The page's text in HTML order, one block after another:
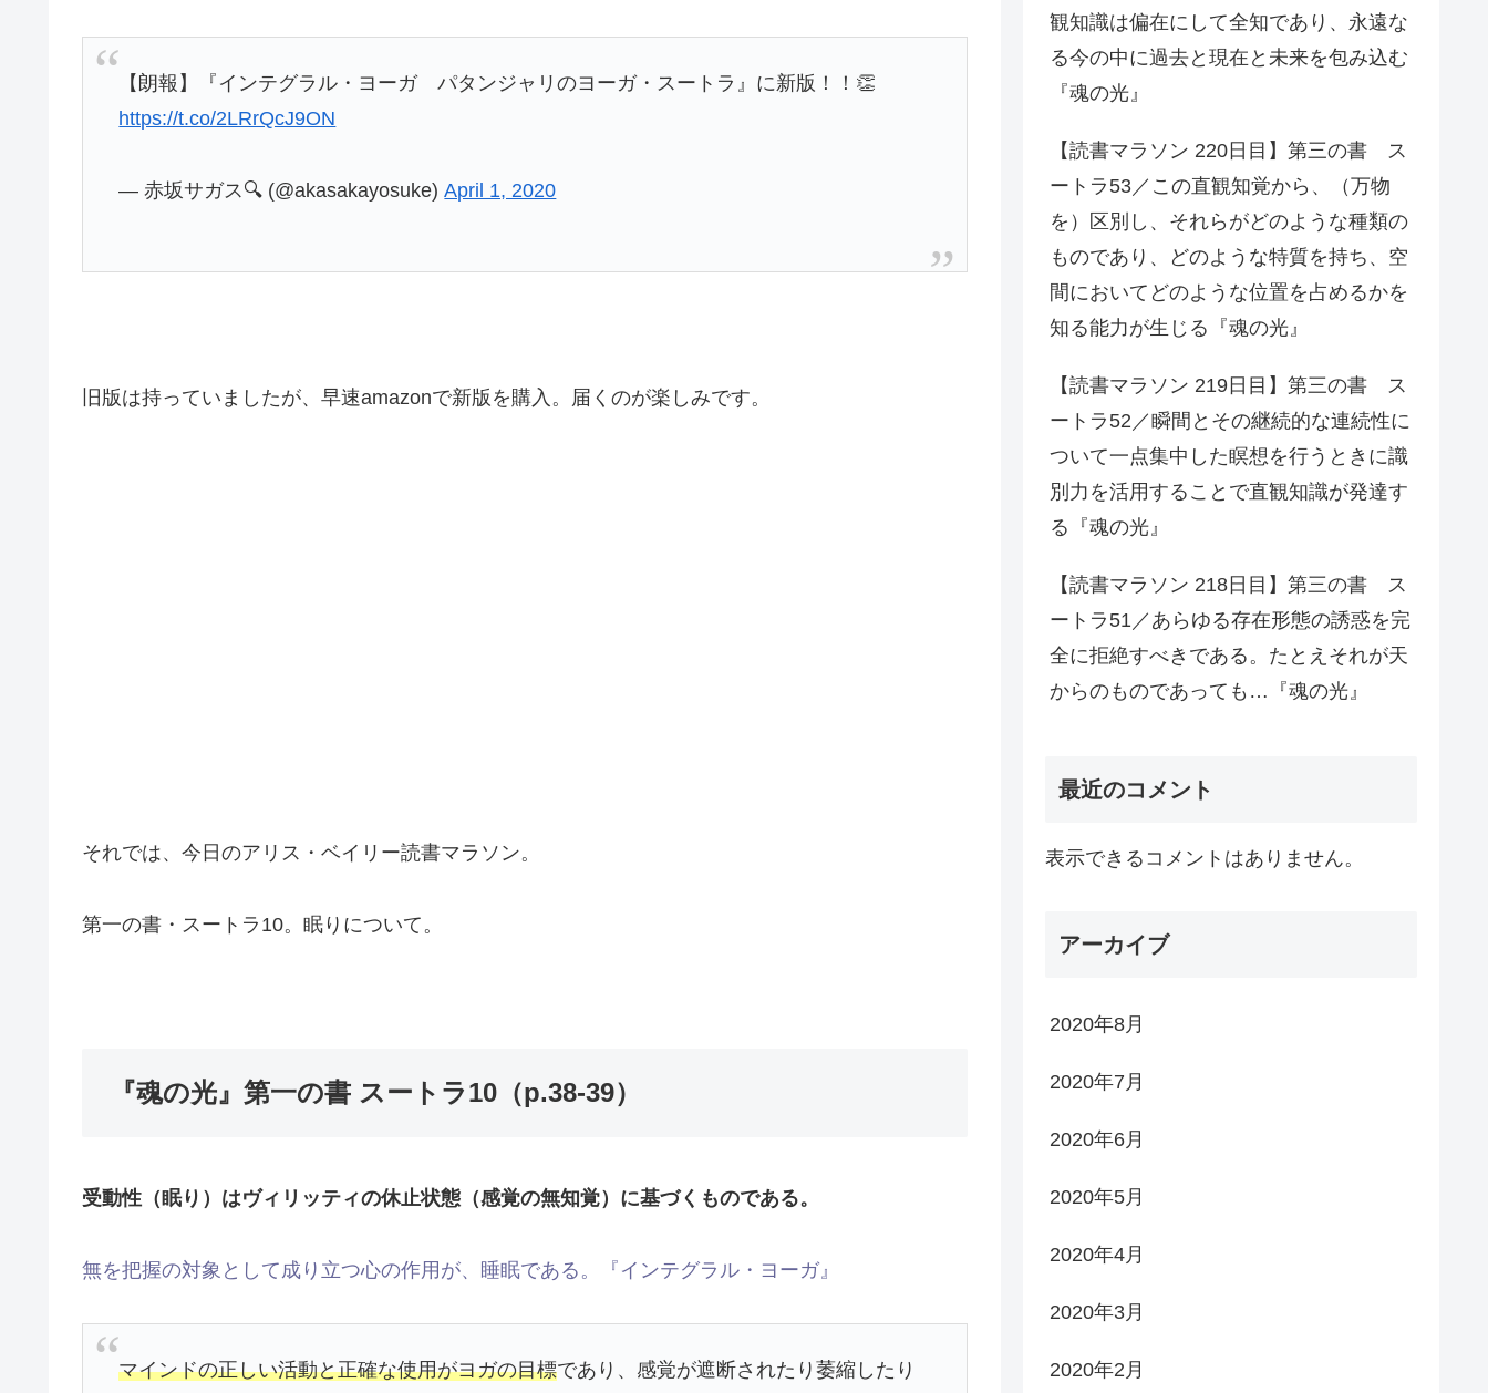
【朗報】『インテグラル・ヨーガ パタンジャリのヨーガ・スートラ』に新版！！👏
https://t.co/2LRrQcJ9ON
— 赤坂サガス🔍 (@akasakayosuke)April 1, 2020
旧版は持っていましたが、早速amazonで新版を購入。届くのが楽しみです。
それでは、今日のアリス・ベイリー読書マラソン。
第一の書・スートラ10。眠りについて。
『魂の光』第一の書 スートラ10（p.38-39）
受動性（眠り）はヴィリッティの休止状態（感覚の無知覚）に基づくものである。
無を把握の対象として成り立つ心の作用が、睡眠である。『インテグラル・ヨーガ』
マインドの正しい活動と正確な使用がヨガの目標であり、感覚が遮断されたり萎縮したり
観知識は偏在にして全知であり、永遠な
る今の中に過去と現在と未来を包み込む
『魂の光』
【読書マラソン 220日目】第三の書 ス
ートラ53／この直観知覚から、（万物
を）区別し、それらがどのような種類の
ものであり、どのような特質を持ち、空
間においてどのような位置を占めるかを
知る能力が生じる『魂の光』
【読書マラソン 219日目】第三の書 ス
ートラ52／瞬間とその継続的な連続性に
ついて一点集中した瞑想を行うときに識
別力を活用することで直観知識が発達す
る『魂の光』
【読書マラソン 218日目】第三の書 ス
ートラ51／あらゆる存在形態の誘惑を完
全に拒絶すべきである。たとえそれが天
からのものであっても…『魂の光』
最近のコメント
表示できるコメントはありません。
アーカイブ
2020年8月
2020年7月
2020年6月
2020年5月
2020年4月
2020年3月
2020年2月